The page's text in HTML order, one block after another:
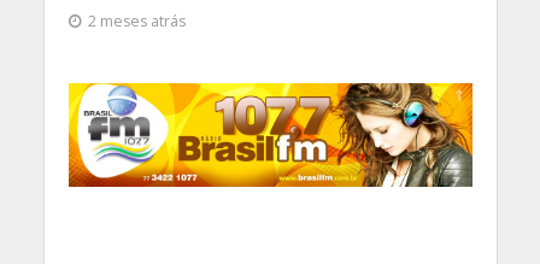
2 meses atrás